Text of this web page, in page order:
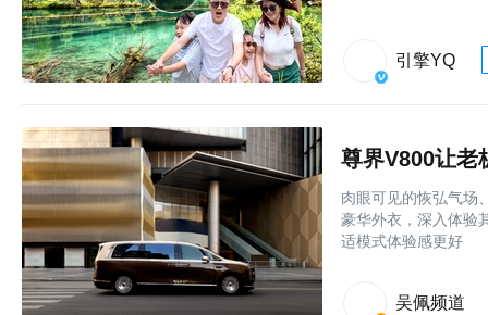
引擎YQ
尊界V800让老
肉眼可见的恢弘气场
豪华外衣，深入体验
适模式体验感更好
吴佩频道